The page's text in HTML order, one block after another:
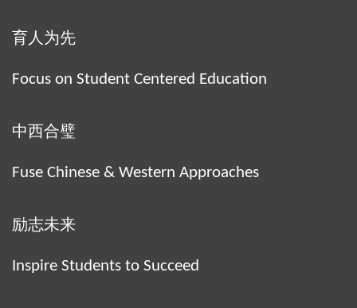
育人为先
Focus on Student Centered Education
中西合璧
Fuse Chinese & Western Approaches
励志未来
Inspire Students to Succeed